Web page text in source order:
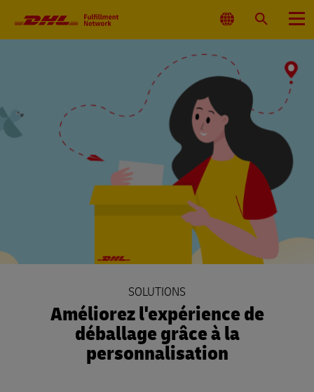
Sélectionnez
l'emplacement
Rechercher
Menu
SOLUTIONS
Améliorez l'expérience de
déballage grâce à la
personnalisation